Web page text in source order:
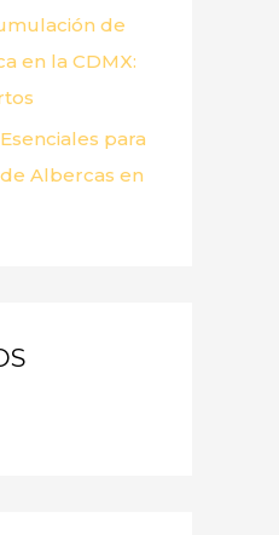
de
en la CDMX:
para
Albercas en